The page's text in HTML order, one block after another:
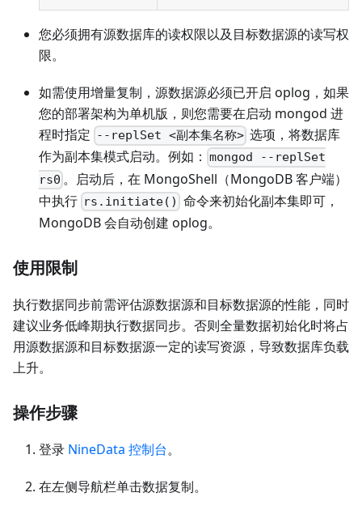
您必须拥有源数据库的读权限以及目标数据源的读写权
限。
如需使用增量复制，源数据源必须已开启 oplog，如果
您的部署架构为单机版，则您需要在启动 mongod 进
程时指定 --replSet <副本集名称> 选项，将数据库
作为副本集模式启动。例如： mongod --replSet
rs0 。启动后，在 MongoShell（MongoDB 客户端）
中执行 rs.initiate() 命令来初始化副本集即可，
MongoDB 会自动创建 oplog。
使用限制
执行数据同步前需评估源数据源和目标数据源的性能，同时
建议业务低峰期执行数据同步。否则全量数据初始化时将占
用源数据源和目标数据源一定的读写资源，导致数据库负载
上升。
操作步骤
登录 NineData 控制台。
在左侧导航栏单击数据复制。